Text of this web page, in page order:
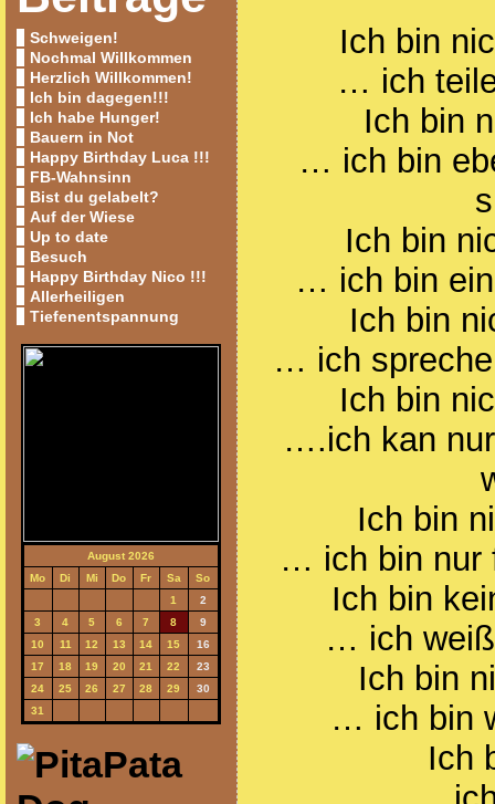
Schweigen!
Nochmal Willkommen
Herzlich Willkommen!
Ich bin dagegen!!!
Ich habe Hunger!
Bauern in Not
Happy Birthday Luca !!!
FB-Wahnsinn
Bist du gelabelt?
Auf der Wiese
Up to date
Besuch
Happy Birthday Nico !!!
Allerheiligen
Tiefenentspannung
August 2026
Mo
Di Mi Do Fr Sa
So
1
2
3
4 5 6 7 8
9
10
11 12 13 14 15
16
17
18 19 20 21 22
23
24
25 26 27 28 29
30
31
Ich bin
… ich
Ich bin
… ich bin
Ich bin
… ich bin
Ich bin
… ich
Ich bin
….ich kan
Ich bin
… ich bin nur
Ich bin
… ich
Ich bin
… ich bin
Ich